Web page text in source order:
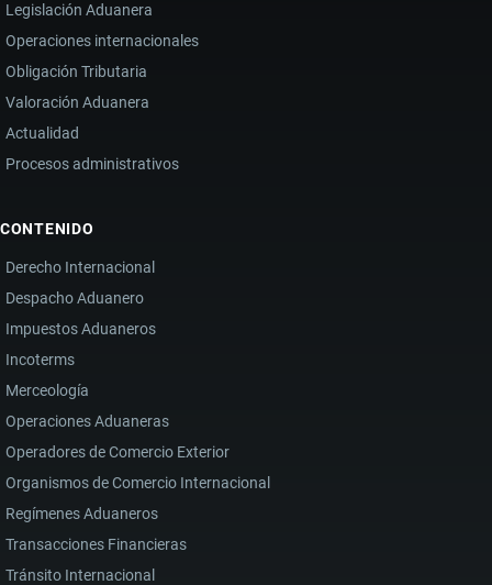
Legislación Aduanera
Operaciones internacionales
Obligación Tributaria
Valoración Aduanera
Actualidad
Procesos administrativos
CONTENIDO
Derecho Internacional
Despacho Aduanero
Impuestos Aduaneros
Incoterms
Merceología
Operaciones Aduaneras
Operadores de Comercio Exterior
Organismos de Comercio Internacional
Regímenes Aduaneros
Transacciones Financieras
Tránsito Internacional